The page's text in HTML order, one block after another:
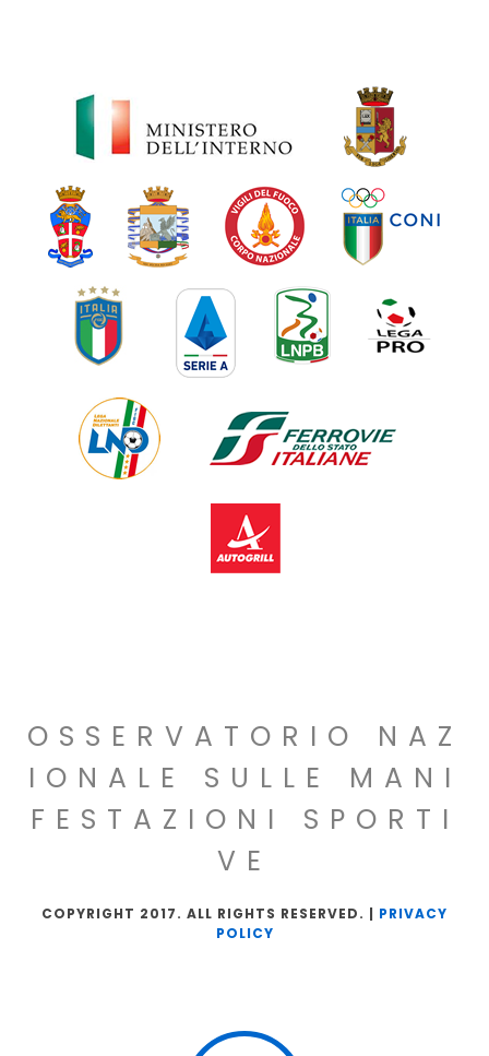
OSSERVATORIO NAZ
IONALE SULLE MANI
FESTAZIONI SPORTI
VE
COPYRIGHT 2017. ALL RIGHTS RESERVED. | PRIVACY
POLICY